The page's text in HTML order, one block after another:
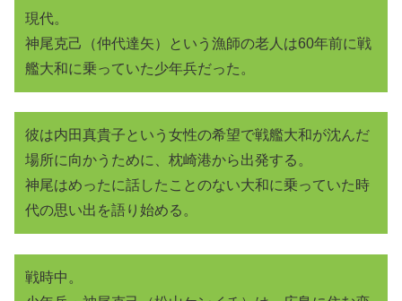
現代。
神尾克己（仲代達矢）という漁師の老人は60年前に戦
艦大和に乗っていた少年兵だった。
彼は内田真貴子という女性の希望で戦艦大和が沈んだ
場所に向かうために、枕崎港から出発する。
神尾はめったに話したことのない大和に乗っていた時
代の思い出を語り始める。
戦時中。